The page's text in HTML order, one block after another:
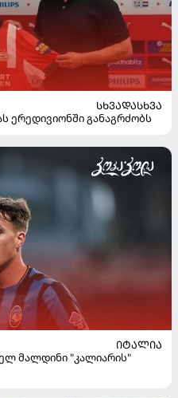
ᲡᲮᲕᲐᲓᲐᲡᲮᲕᲐ
ერედივიონში განაგრძობს
ᲘᲢᲐᲚᲘᲐ
მალდინი "კალიარის"